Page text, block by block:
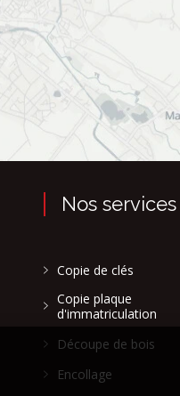
Nos services
Copie de clés
Copie plaque
d'immatriculation
Découpe de bois
Encollage